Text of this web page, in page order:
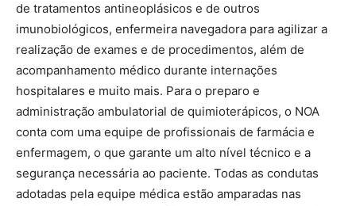
de tratamentos antineoplásicos e de outros
imunobiológicos, enfermeira navegadora para agilizar a
realização de exames e de procedimentos, além de
acompanhamento médico durante internações
hospitalares e muito mais. Para o preparo e
administração ambulatorial de quimioterápicos, o NOA
conta com uma equipe de profissionais de farmácia e
enfermagem, o que garante um alto nível técnico e a
segurança necessária ao paciente. Todas as condutas
adotadas pela equipe médica estão amparadas nas